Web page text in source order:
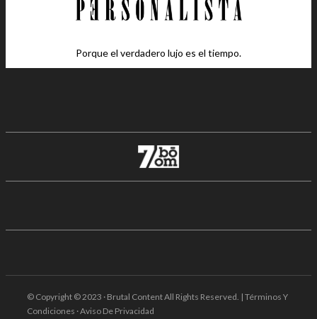
Porque el verdadero lujo es el tiempo.
© Copyright © 2023 · Brutal Content All Rights Reserved. | Términos Y
Condiciones · Aviso De Privacidad